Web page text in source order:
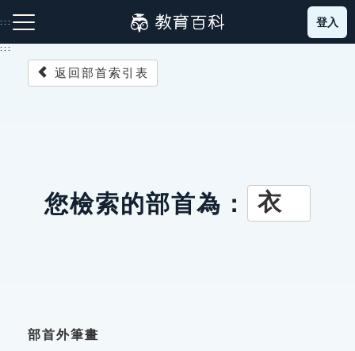
到
主
:::
成語故事
登入
:::
返回部首索引表
您檢索的部首為： 衣
部首外筆畫